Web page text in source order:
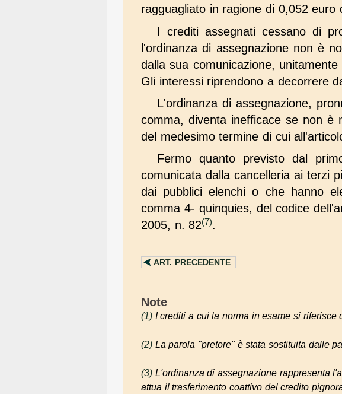
ragguagliato in ragione di 0,052
I crediti assegnati cessano di
l'ordinanza di assegnazione non è
dalla sua comunicazione,
Gli interessi riprendono a decorrere
L'ordinanza di assegnazione,
comma, diventa inefficace se non è
del medesimo termine di cui
Fermo quanto previsto dal
comunicata dalla cancelleria ai terzi
dai pubblici elenchi o che hanno
comma 4- quinquies, del codice
2005, n. 82(7).
ART. PRECEDENTE
Note
(1) I crediti a cui la norma in esame si riferisce
(2) La parola "pretore" è stata sostituita dalle
(3) L'ordinanza di assegnazione rappresenta
attua il trasferimento coattivo del credito